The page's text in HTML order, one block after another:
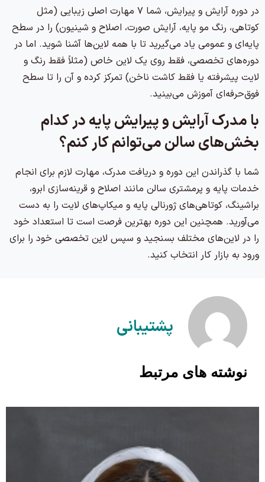
در دوره آرایش و پیرایش، شما ۷ مهارت اصلی زیبایی (مثل
کوتاهی، رنگ مو پایه، آرایش صورت، اصلاح و شینیون) را در سطح
پایه‌ای و عمومی یاد می‌گیرید تا با همه لاین‌ها آشنا شوید. اما در
دوره‌های تخصصی، فقط روی یک لاین خاص (مثلاً فقط رنگ و
لایت پیشرفته یا فقط کاشت ناخن) تمرکز کرده و آن را تا سطح
فوق‌حرفه‌ای آموزش می‌بینید.
با مدرک آرایش و پیرایش پایه در کدام
بخش‌های سالن می‌توانم کار کنم؟
شما با گذراندن این دوره و دریافت مدرک، مهارت لازم برای انجام
خدمات پایه و پرمشتری سالن مانند اصلاح و قرینه‌سازی ابرو،
براشینگ، کوتاهی‌های ژورنالی پایه و میکاپ‌های لایت را به دست
می‌آورید. همچنین این دوره بهترین فرصت است تا استعداد خود
را در لاین‌های مختلف بسنجید و سپس لاین تخصصی خود را برای
ورود به بازار کار انتخاب کنید.
پشتیبانی
نوشته های مرتبط